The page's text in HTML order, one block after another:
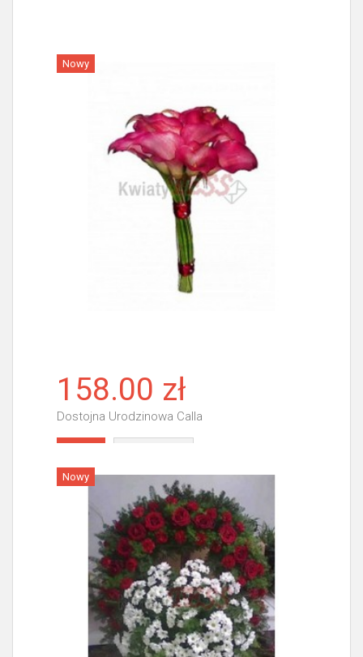
Nowy
158.00 zł
Dostojna Urodzinowa Calla
Nowy